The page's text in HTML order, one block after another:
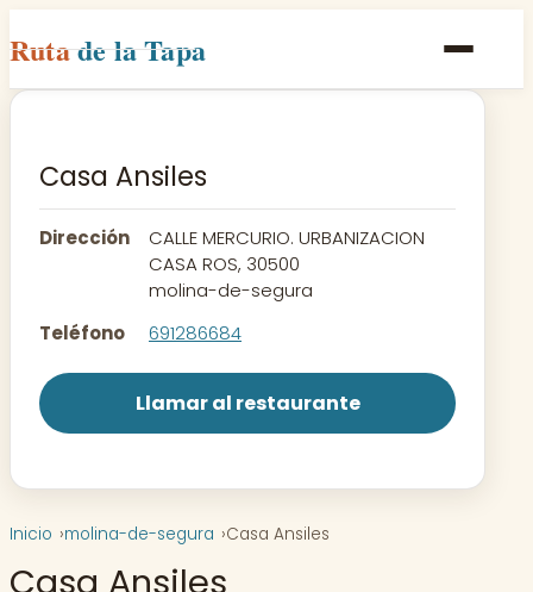
Rutade la Tapa
Inicio
Rutas
Contacto
Casa Ansiles
Dirección
CALLE MERCURIO. URBANIZACION
CASA ROS, 30500
molina-de-segura
Teléfono
691286684
Llamar al restaurante
Inicio molina-de-segura Casa Ansiles